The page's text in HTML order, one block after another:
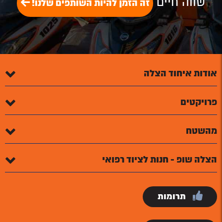
זה הזמן להיות השותפים שלנו!
אודות איחוד הצלה
פרויקטים
מהשטח
הצלה שופ - חנות לציוד רפואי
תרומות